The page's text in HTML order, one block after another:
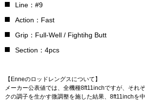
Line：#9
Action：Fast
Grip：Full-Well / Fightihg Butt
Section：4pcs
【Enneのロッドレングスについて】
メーカー公表値では、全機種8ft11inchですが、それ
クの調子を生かす微調整を施した結果、8ft11inchを